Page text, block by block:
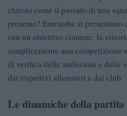
chiesto come il passato di una
presente? Entrambe si presentano
con un obiettivo comune: la
semplicemente una competizione
di verifica delle ambizioni e delle
dai rispettivi allenatori e dai club.
Le dinamiche della partita